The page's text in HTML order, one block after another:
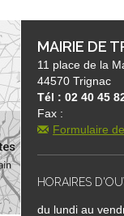
MAIRIE DE
11 place de la
44570 Trignac
Tél : 02 40 45
Fax :
Formulaire
HORAIRES
du lundi au